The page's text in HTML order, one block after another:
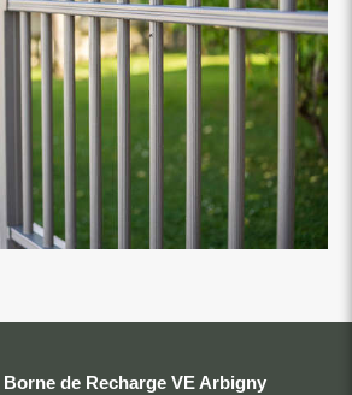
Borne de Recharge VE Arbigny